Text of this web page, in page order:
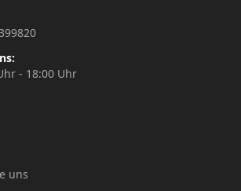
- 18:00 Uhr
uns